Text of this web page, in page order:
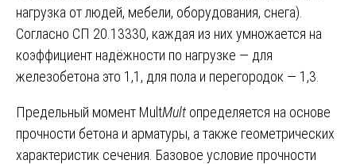
нагрузка от людей, мебели, оборудования, снега).
Согласно СП 20.13330, каждая из них умножается на
коэффициент надёжности по нагрузке — для
железобетона это 1,1, для пола и перегородок — 1,3.
Предельный момент MultMult ​ определяется на основе
прочности бетона и арматуры, а также геометрических
характеристик сечения. Базовое условие прочности